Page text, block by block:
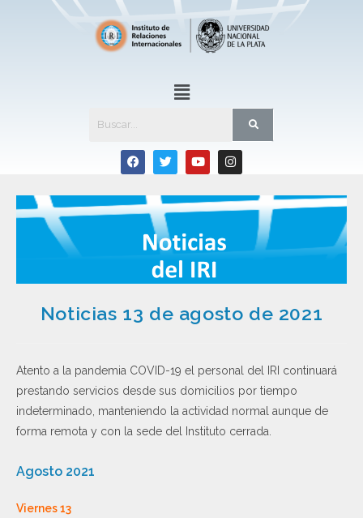
Noticias 13 de agosto de 2021
Atento a la pandemia COVID-19 el personal del IRI continuará
prestando servicios desde sus domicilios por tiempo
indeterminado, manteniendo la actividad normal aunque de
forma remota y con la sede del Instituto cerrada.
Agosto 2021
Viernes 13